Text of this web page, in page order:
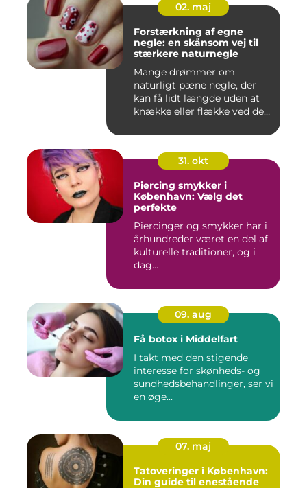
02. maj
Forstærkning af egne
negle: en skånsom vej til
stærkere naturnegle
Mange drømmer om
naturligt pæne negle, der
kan få lidt længde uden at
knække eller flække ved den
31. okt
Piercing smykker i
København: Vælg det
perfekte
Piercinger og smykker har i
århundreder været en del af
kulturelle traditioner, og i
dag...
09. aug
Få botox i Middelfart
I takt med den stigende
interesse for skønheds- og
sundhedsbehandlinger, ser vi
en øge...
07. maj
Tatoveringer i København:
Din guide til enestående